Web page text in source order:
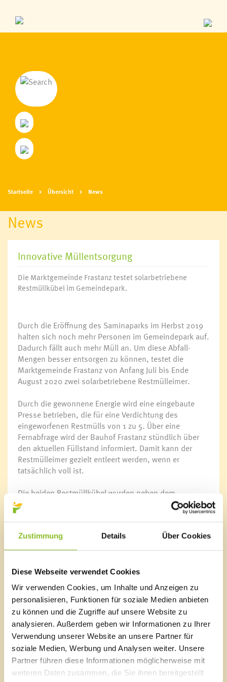
Zustimmung Details Über Cookies
Diese Webseite verwendet Cookies
Wir verwenden Cookies, um Inhalte und Anzeigen zu
personalisieren, Funktionen für soziale Medien anbieten
zu können und die Zugriffe auf unsere Website zu
analysieren. Außerdem geben wir Informationen zu Ihrer
Verwendung unserer Website an unsere Partner für
soziale Medien, Werbung und Analysen weiter. Unsere
Partner führen diese Informationen möglicherweise mit
weiteren Daten zusammen, die Sie ihnen bereitgestellt
Startseite Übersicht News
News
Innovative Müllentsorgung
Die Marktgemeinde Frastanz testet solarbetriebene
Restmüllkübel im Gemeindepark.
Durch die Eröffnung des Saminaparks im Herbst 2019
halten sich noch mehr Personen im Gemeindepark auf.
Dadurch fällt auch mehr Müll an. Um diese Abfall-
Mengen besser entsorgen zu können, testet die
Marktgemeinde Frastanz von Anfang Juli bis Ende
August 2020 zwei solarbetriebene Restmülleimer.
Durch die gewonnene Energie wird eine eingebaute
Presse betrieben, die für eine Verdichtung des
eingeworfenen Restmülls von 1 zu 5. Über eine
Fernabfrage wird der Bauhof Frastanz stündlich über
den aktuellen Füllstand informiert. Damit kann der
Restmülleimer gezielt entleert werden, wenn er
tatsächlich voll ist.
Die beiden Restmüllkübel wurden neben dem
Saminapark und im Gemeindepark aufgestellt. Ein Fuß-
Pedal sorgt für den hygienischen Einwurf ohne Einsatz
der Hände. Zur Grundausstattung gehören zudem
eingebaute Aschenbecher, die dazu beitragen sollen,
dass weniger Zigarettenstummel achtlos weggeworfen
Nach einer zweimonatigen Testphase wird
entschieden, ob die solarbetriebenen Restmüllkübel
im Gemeindepark bleiben oder nicht. Die Kosten dafür
würden sich jedenfalls die Marktgemeinde Frastanz
und die Betreiber des Saminaparks aufteilen.
Bürgermeister
Walter Gohm
der
Hartmann.